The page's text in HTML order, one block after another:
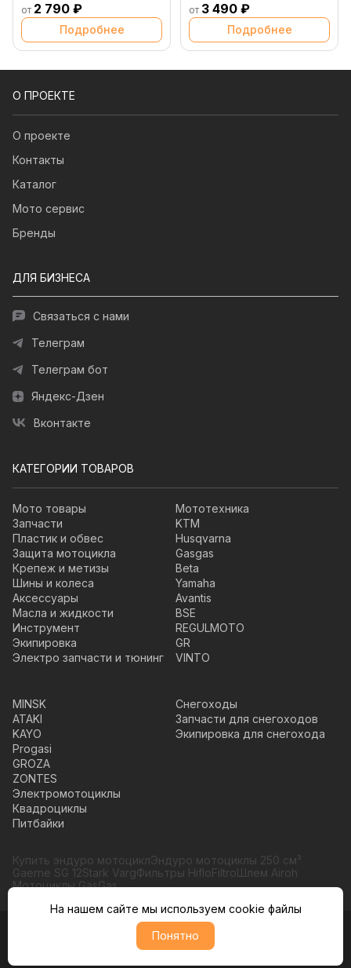
от 2 790 ₽
Подробнее
от 3 490 ₽
Подробнее
О ПРОЕКТЕ
О проекте
Контакты
Каталог
Мото сервис
Бренды
ДЛЯ БИЗНЕСА
Связаться с нами
Телеграм
Телеграм бот
Яндекс-Дзен
Вконтакте
КАТЕГОРИИ ТОВАРОВ
Мото товары
Запчасти
Пластик и обвес
Защита мотоцикла
Крепеж и метизы
Шины и колеса
Аксессуары
Масла и жидкости
Инструмент
Экипировка
Электро запчасти и тюнинг
Мототехника
KTM
Husqvarna
Gasgas
Beta
Yamaha
Avantis
BSE
REGULMOTO
GR
VINTO
MINSK
ATAKI
KAYO
Progasi
GROZA
ZONTES
Электромотоциклы
Квадроциклы
Питбайки
Снегоходы
Запчасти для снегоходов
Экипировка для снегохода
Купить эндуро мотоциклЭндуро мотоциклы 250 см³
Gaerne SG 12Stark VargФильтры HifloFiltroШлем Airoh
Мотоциклы GasGas
© Moto365, Все права защищены
Политика обратботки персональных данных
На нашем сайте мы используем cookie файлы
Понятно